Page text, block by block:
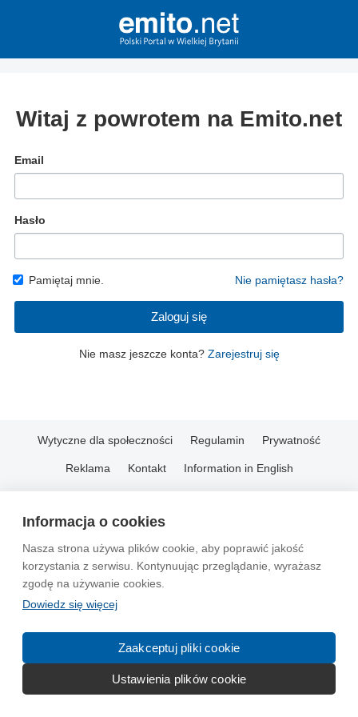
Informacja o cookies
Nasza strona używa plików cookie, aby poprawić jakość
korzystania z serwisu. Kontynuując przeglądanie, wyrażasz
zgodę na używanie cookies.
Dowiedz się więcej
Zaakceptuj pliki cookie
Ustawienia plików cookie
Witaj z powrotem na Emito.net
Email
Hasło
Pamiętaj mnie. Nie pamiętasz hasła?
Zaloguj się
Nie masz jeszcze konta? Zarejestruj się
Wytyczne dla społeczności Regulamin Prywatność
Reklama Kontakt Information in English